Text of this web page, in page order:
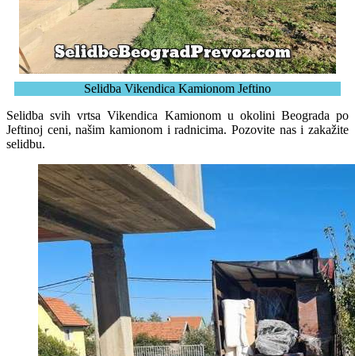
Selidba Vikendica Kamionom Jeftino
Selidba svih vrtsa Vikendica Kamionom u okolini Beograda po
Jeftinoj ceni, našim kamionom i radnicima. Pozovite nas i zakažite
selidbu.